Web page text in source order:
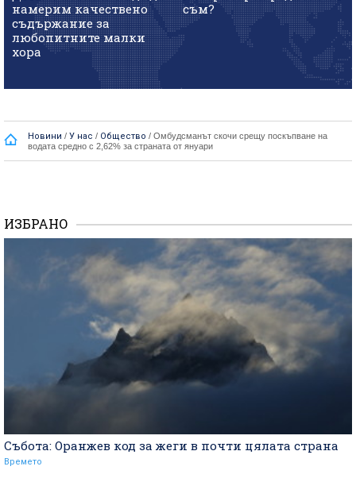
намерим качествено
съдържание за
любопитните малки
хора
съм?
Новини / У нас / Общество / Омбудсманът скочи срещу поскъпване на
водата средно с 2,62% за страната от януари
ИЗБРАНО
Събота: Оранжев код за жеги в почти цялата страна
Времето